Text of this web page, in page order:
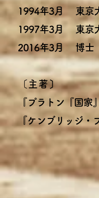
1994年3月 東京
1997年3月 東京
2016年3月 ​博士
〔主著〕
『プラトン『国家
『ケンブリッジ・